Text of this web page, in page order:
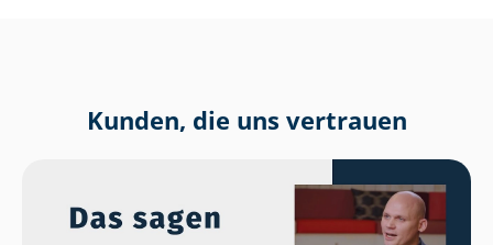
Kunden, die uns vertrauen